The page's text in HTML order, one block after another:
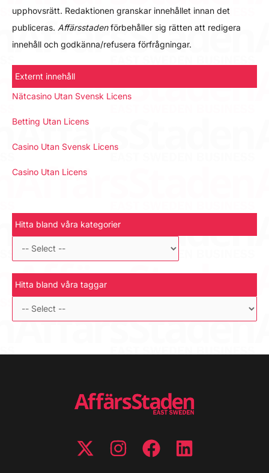
upphovsrätt. Redaktionen granskar innehållet innan det
publiceras. Affärsstadenförbehåller sig rätten att redigera
innehåll och godkänna/refusera förfrågningar.
Externt innehåll
Nätcasino Utan Svensk Licens
Betting Utan Licens
Casino Utan Svensk Licens
Casino Utan Licens
Hitta bland våra kategorier
Hitta bland våra taggar